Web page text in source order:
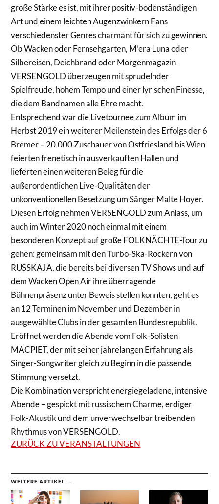
große Stärke es ist, mit ihrer positiv-bodenständigen
Art und einem leichten Augenzwinkern Fans
verschiedenster Genres charmant für sich zu gewinnen.
Ob Wacken oder Fernsehgarten, M’era Luna oder
Silbereisen, Deichbrand oder Morgenmagazin-
VERSENGOLD überzeugen mit sprudelnder
Spielfreude, hohem Tempo und einer lyrischen Finesse,
die dem Bandnamen alle Ehre macht.
Entsprechend war die Livetournee zum Album im
Herbst 2019 ein weiterer Meilenstein des Erfolgs der 6
Bremer – 20.000 Zuschauer von Ostfriesland bis Wien
feierten frenetisch in ausverkauften Hallen und
lieferten einen weiteren Beleg für die
außerordentlichen Live-Qualitäten der
unkonventionellen Besetzung um Sänger Malte Hoyer.
Diesen Erfolg nehmen VERSENGOLD zum Anlass, um
auch im Winter 2020 noch einmal mit einem
besonderen Konzept auf große FOLKNÄCHTE-Tour zu
gehen: gemeinsam mit den Turbo-Ska-Rockern von
RUSSKAJA, die bereits bei diversen TV Shows und auf
dem Wacken Open Air ihre überragende
Bühnenpräsenz unter Beweis stellen konnten, geht es
an 12 Terminen im November und Dezember in
ausgewählte Clubs in der gesamten Bundesrepublik.
Eröffnet werden die Abende vom Folk-Solisten
MACPIET, der mit seiner jahrelangen Erfahrung als
Singer-Songwriter gleich zu Beginn in die passende
Stimmung versetzt.
Die Kombination verspricht energiegeladene, intensive
Abende – gespickt mit russischem Charme, erdiger
Folk-Akustik und dem unverwechselbar treibenden
Rhythmus von VERSENGOLD.
ZURÜCK ZU VERANSTALTUNGEN
WEITERE ARTIKEL →